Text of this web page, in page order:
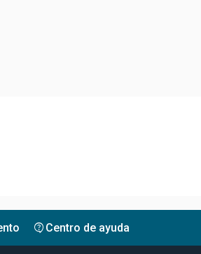
contact_support Centro de ayuda